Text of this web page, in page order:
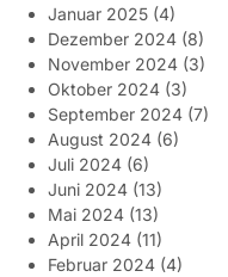
Januar 2025 (4)
Dezember 2024 (8)
November 2024 (3)
Oktober 2024 (3)
September 2024 (7)
August 2024 (6)
Juli 2024 (6)
Juni 2024 (13)
Mai 2024 (13)
April 2024 (11)
Februar 2024 (4)